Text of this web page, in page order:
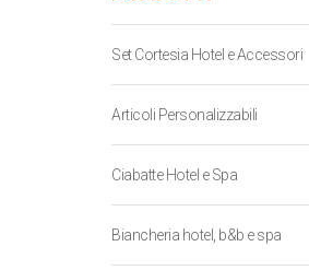
Set Cortesia Hotel e Accessori
Articoli Personalizzabili
Ciabatte Hotel e Spa
Biancheria hotel, b&b e spa